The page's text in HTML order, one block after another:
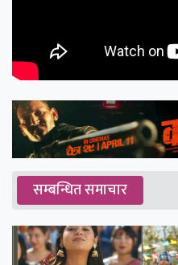
सम्बन्धित समाचार